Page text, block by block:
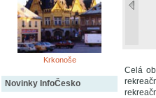
Krkonoše
Novinky InfoČesko
Celá